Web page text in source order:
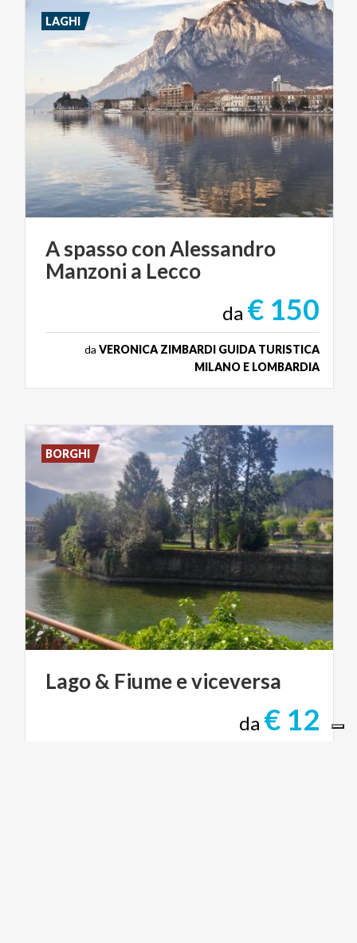
AspassoconAlessandro
Manzoni a Lecco
da € 150
da VERONICA ZIMBARDI GUIDA TURISTICA
MILANO E LOMBARDIA
LAGHI
Lago& Fiumeeviceversa
da € 12
BORGHI